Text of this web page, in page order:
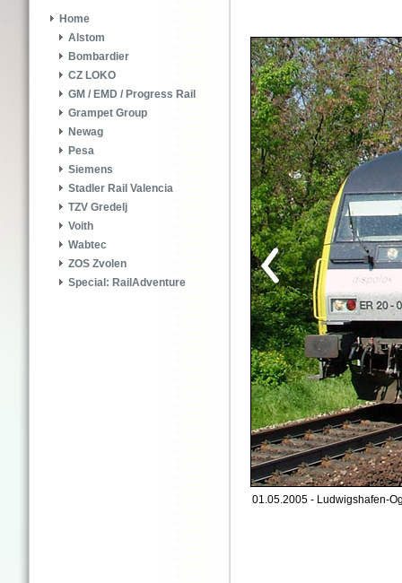
Home
Alstom
Bombardier
CZ LOKO
GM / EMD / Progress Rail
Grampet Group
Newag
Pesa
Siemens
Stadler Rail Valencia
TZV Gredelj
Voith
Wabtec
ZOS Zvolen
Special: RailAdventure
01.05.2005 - Ludwigshafen-